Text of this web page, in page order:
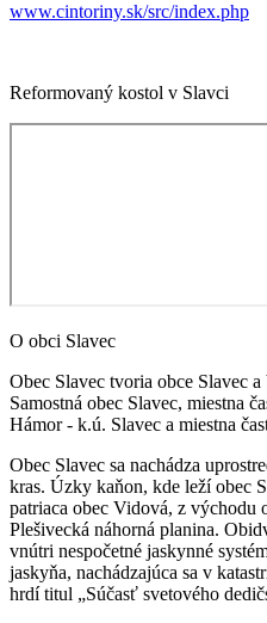
www.cintoriny.sk/src/index.php
Reformovaný kostol v Slavci
O obci Slavec
Obec Slavec tvoria obce Slavec
Samostná obec Slavec, miestna
Hámor - k.ú. Slavec a miestna
Obec Slavec sa nachádza
kras. Úzky kaňon, kde leží obec
patriaca obec Vidová, z východu
Plešivecká náhorná planina.
vnútri nespočetné jaskynné
jaskyňa, nachádzajúca sa v
hrdí titul „Súčasť svetového